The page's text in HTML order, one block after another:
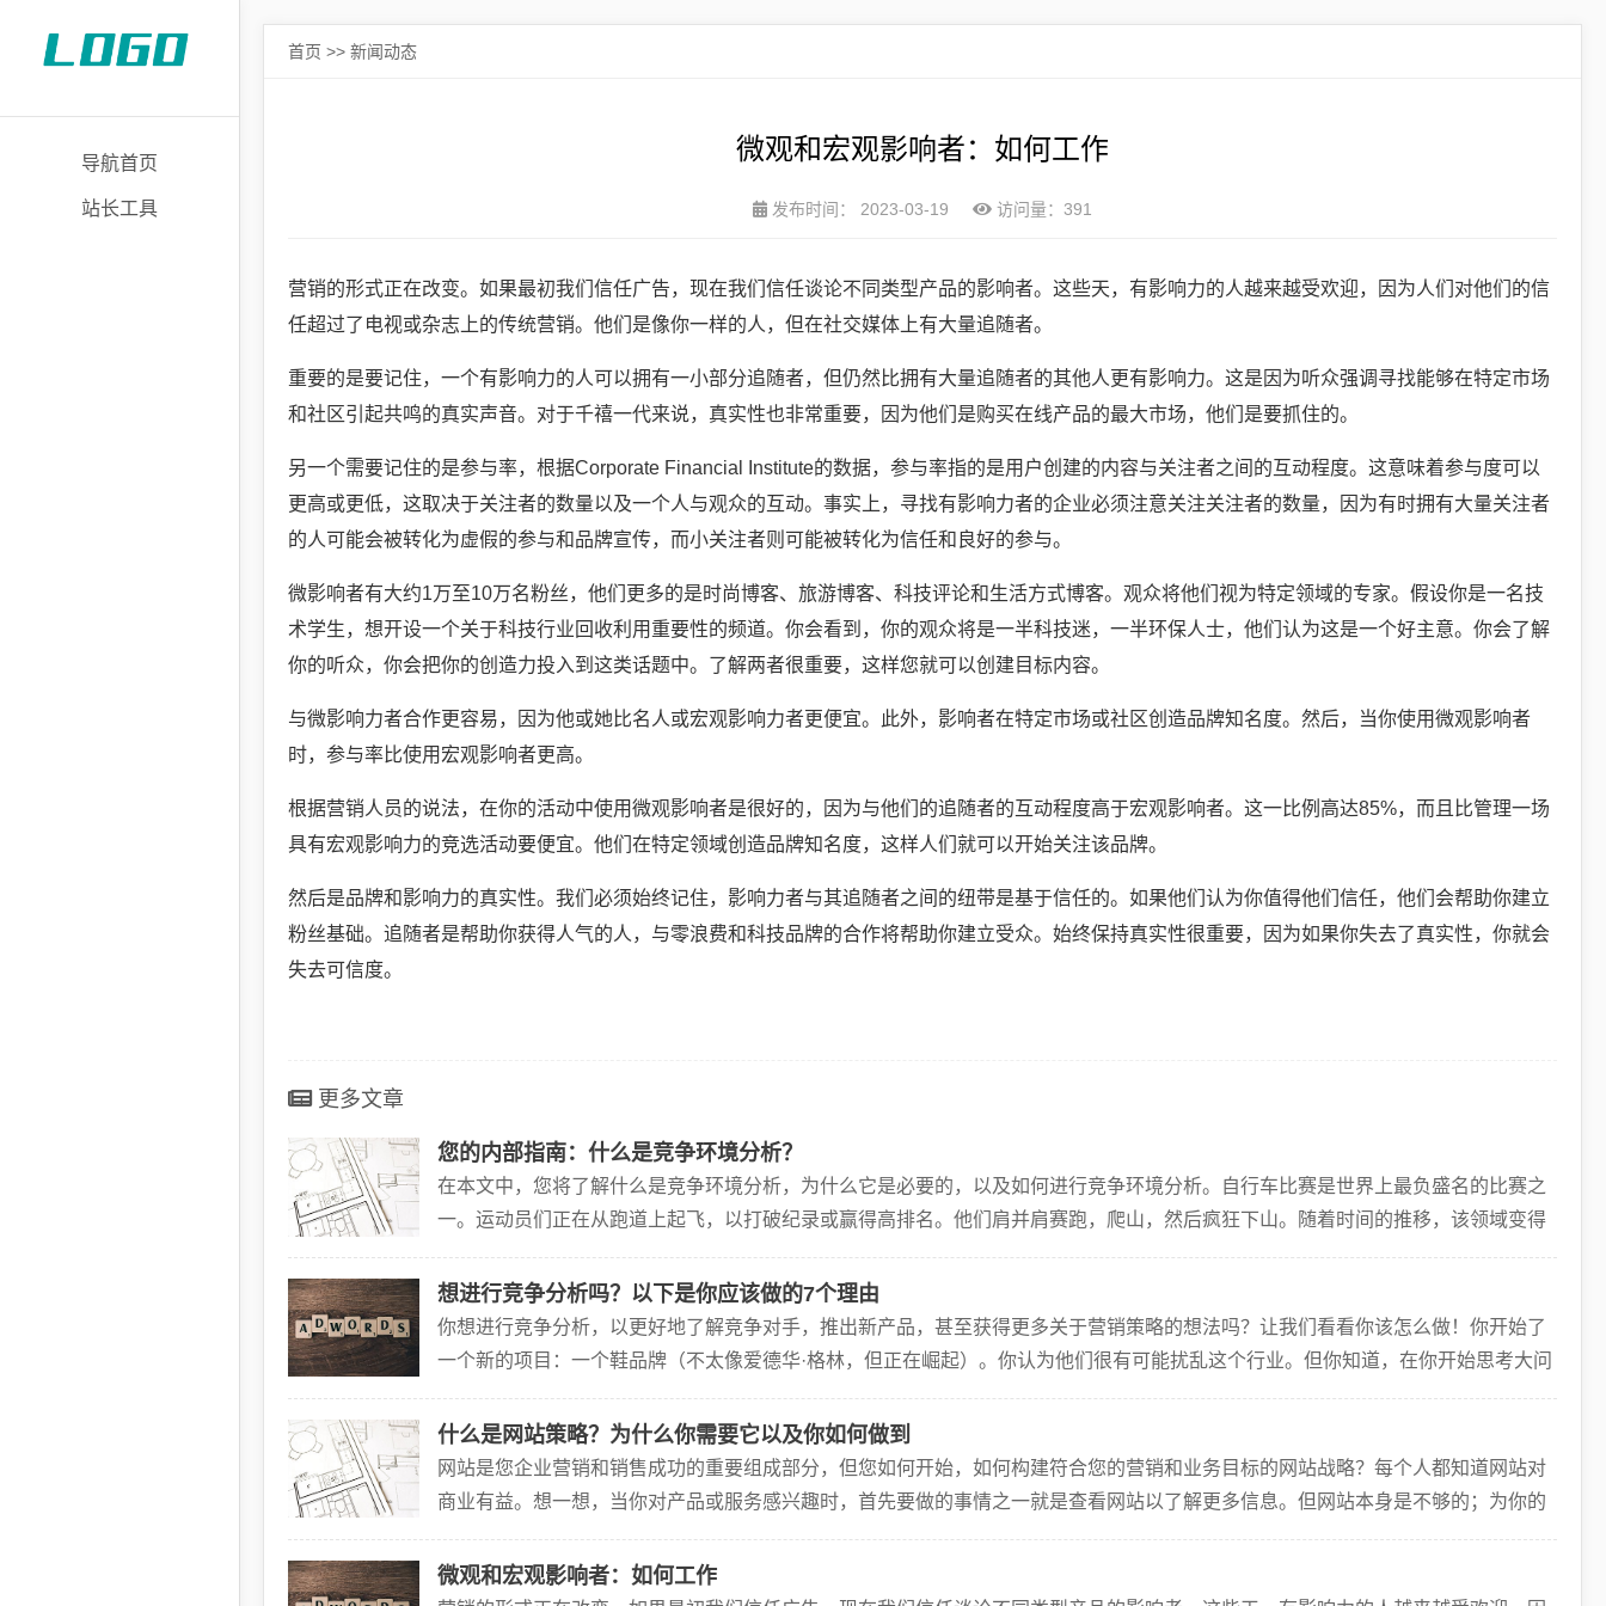
导航首页
站长工具
首页 >> 新闻动态
微观和宏观影响者：如何工作
发布时间： 2023-03-19 访问量：391
营销的形式正在改变。如果最初我们信任广告，现在我们信任谈论不同类型产品的影响者。这些天，有影响力的人越来越受欢迎，因为人们对他们的信
任超过了电视或杂志上的传统营销。他们是像你一样的人，但在社交媒体上有大量追随者。
重要的是要记住，一个有影响力的人可以拥有一小部分追随者，但仍然比拥有大量追随者的其他人更有影响力。这是因为听众强调寻找能够在特定市场
和社区引起共鸣的真实声音。对于千禧一代来说，真实性也非常重要，因为他们是购买在线产品的最大市场，他们是要抓住的。
另一个需要记住的是参与率，根据Corporate Financial Institute的数据，参与率指的是用户创建的内容与关注者之间的互动程度。这意味着参与度可以
更高或更低，这取决于关注者的数量以及一个人与观众的互动。事实上，寻找有影响力者的企业必须注意关注关注者的数量，因为有时拥有大量关注者
的人可能会被转化为虚假的参与和品牌宣传，而小关注者则可能被转化为信任和良好的参与。
微影响者有大约1万至10万名粉丝，他们更多的是时尚博客、旅游博客、科技评论和生活方式博客。观众将他们视为特定领域的专家。假设你是一名技
术学生，想开设一个关于科技行业回收利用重要性的频道。你会看到，你的观众将是一半科技迷，一半环保人士，他们认为这是一个好主意。你会了解
你的听众，你会把你的创造力投入到这类话题中。了解两者很重要，这样您就可以创建目标内容。
与微影响力者合作更容易，因为他或她比名人或宏观影响力者更便宜。此外，影响者在特定市场或社区创造品牌知名度。然后，当你使用微观影响者
时，参与率比使用宏观影响者更高。
根据营销人员的说法，在你的活动中使用微观影响者是很好的，因为与他们的追随者的互动程度高于宏观影响者。这一比例高达85%，而且比管理一场
具有宏观影响力的竞选活动要便宜。他们在特定领域创造品牌知名度，这样人们就可以开始关注该品牌。
然后是品牌和影响力的真实性。我们必须始终记住，影响力者与其追随者之间的纽带是基于信任的。如果他们认为你值得他们信任，他们会帮助你建立
粉丝基础。追随者是帮助你获得人气的人，与零浪费和科技品牌的合作将帮助你建立受众。始终保持真实性很重要，因为如果你失去了真实性，你就会
失去可信度。
更多文章
您的内部指南：什么是竞争环境分析？
在本文中，您将了解什么是竞争环境分析，为什么它是必要的，以及如何进行竞争环境分析。自行车比赛是世界上最负盛名的比赛之
一。运动员们正在从跑道上起飞，以打破纪录或赢得高排名。他们肩并肩赛跑，爬山，然后疯狂下山。随着时间的推移，该领域变得
更具挑战性。比赛进行得越久，队伍就越瘦。的确，一个最强壮的骑车人会站
想进行竞争分析吗？以下是你应该做的7个理由
你想进行竞争分析，以更好地了解竞争对手，推出新产品，甚至获得更多关于营销策略的想法吗？让我们看看你该怎么做！你开始了
一个新的项目：一个鞋品牌（不太像爱德华·格林，但正在崛起）。你认为他们很有可能扰乱这个行业。但你知道，在你开始思考大问
题之前，你必须更好地了解你的环境。您需要探索产品的竞争环境，以确定
什么是网站策略？为什么你需要它以及你如何做到
网站是您企业营销和销售成功的重要组成部分，但您如何开始，如何构建符合您的营销和业务目标的网站战略？每个人都知道网站对
商业有益。想一想，当你对产品或服务感兴趣时，首先要做的事情之一就是查看网站以了解更多信息。但网站本身是不够的；为你的
网站布局、设计和内容制定一个清晰的战略对于一个伟大的企业来说是必要的
微观和宏观影响者：如何工作